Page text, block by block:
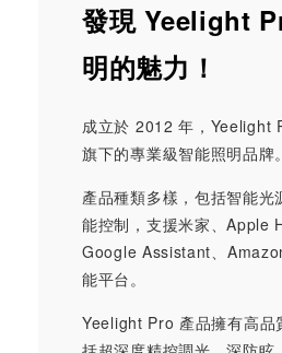
發現 Yeelight
明的魅力！
成立於 2012 年，Yeelight
旗下的專業級智能照明品牌。
產品種類多樣，包括智能光
能控制，支援米家、Apple
Google Assistant、
能平台。
Yeelight Pro 產品擁有高品